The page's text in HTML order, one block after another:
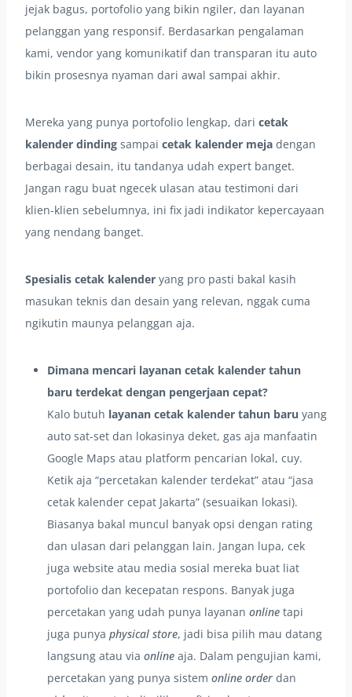
jejak bagus, portofolio yang bikin ngiler, dan layanan
pelanggan yang responsif. Berdasarkan pengalaman
kami, vendor yang komunikatif dan transparan itu auto
bikin prosesnya nyaman dari awal sampai akhir.
Mereka yang punya portofolio lengkap, dari cetak
kalender dinding sampai cetak kalender meja dengan
berbagai desain, itu tandanya udah expert banget.
Jangan ragu buat ngecek ulasan atau testimoni dari
klien-klien sebelumnya, ini fix jadi indikator kepercayaan
yang nendang banget.
Spesialis cetak kalender yang pro pasti bakal kasih
masukan teknis dan desain yang relevan, nggak cuma
ngikutin maunya pelanggan aja.
Dimana mencari layanan cetak kalender tahun
baru terdekat dengan pengerjaan cepat?
Kalo butuh layanan cetak kalender tahun baru yang
auto sat-set dan lokasinya deket, gas aja manfaatin
Google Maps atau platform pencarian lokal, cuy.
Ketik aja “percetakan kalender terdekat” atau “jasa
cetak kalender cepat Jakarta” (sesuaikan lokasi).
Biasanya bakal muncul banyak opsi dengan rating
dan ulasan dari pelanggan lain. Jangan lupa, cek
juga website atau media sosial mereka buat liat
portofolio dan kecepatan respons. Banyak juga
percetakan yang udah punya layanan online tapi
juga punya physical store, jadi bisa pilih mau datang
langsung atau via online aja. Dalam pengujian kami,
percetakan yang punya sistem online order dan